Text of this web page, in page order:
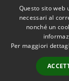
Accessibilità
Questo sito web
necessari al
nonché un
Per maggiori